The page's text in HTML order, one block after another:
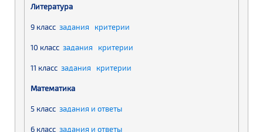
Литература
9 класс задания критерии
10 класс задания критерии
11 класс задания критерии
Математика
5 класс задания и ответы
6 класс задания и ответы